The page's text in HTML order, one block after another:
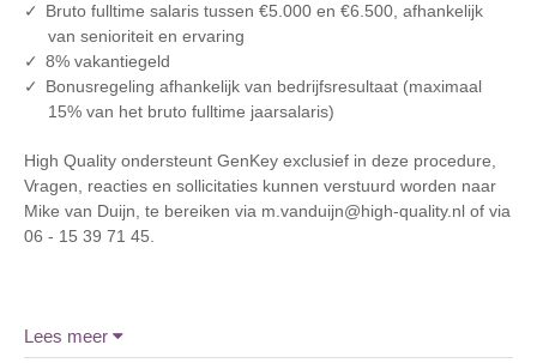
Bruto fulltime salaris tussen €5.000 en €6.500, afhankelijk
van senioriteit en ervaring
8% vakantiegeld
Bonusregeling afhankelijk van bedrijfsresultaat (maximaal
15% van het bruto fulltime jaarsalaris)
High Quality ondersteunt GenKey exclusief in deze procedure,
Vragen, reacties en sollicitaties kunnen verstuurd worden naar
Mike van Duijn, te bereiken via m.vanduijn@high-quality.nl of via
06 - 15 39 71 45.
Lees meer